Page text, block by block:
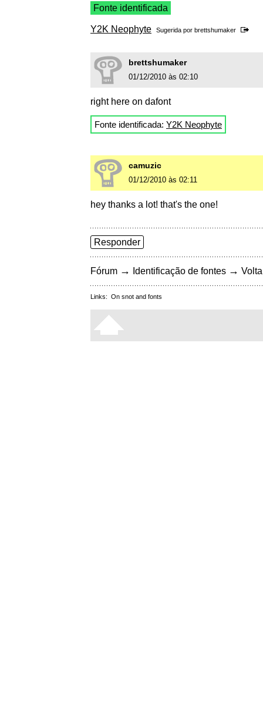
Fonte identificada
Y2K Neophyte Sugerida por brettshumaker
brettshumaker
01/12/2010 às 02:10
right here on dafont
Fonte identificada: Y2K Neophyte
camuzic
01/12/2010 às 02:11
hey thanks a lot! that's the one!
Responder
Fórum → Identificação de fontes →
Links: On snot and fonts